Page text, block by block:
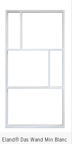
Eland® Das Wand Min Blanc